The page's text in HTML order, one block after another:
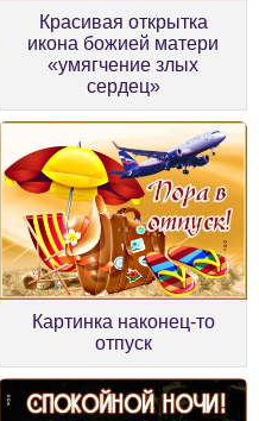
Красивая открытка
икона божией матери
«умягчение злых
сердец»
Картинка наконец-то
отпуск